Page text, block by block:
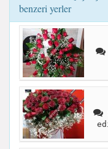
benzeri yerler